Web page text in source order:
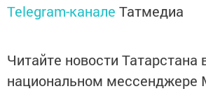
Telegram-канале Татмедиа
Читайте новости Татарстана
национальном мессенджере